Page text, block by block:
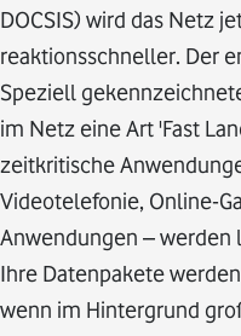
DOCSIS) wird das Netz
reaktionsschneller. Der
Speziell
im Netz eine Art 'Fast
zeitkritische
Videotelefonie, Online-
Anwendungen –
Ihre Datenpakete
wenn im Hintergrund